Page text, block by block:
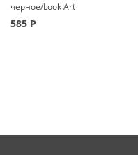
черное/Look Art
585 Р